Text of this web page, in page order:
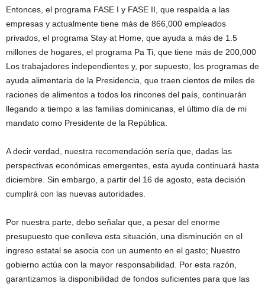
Entonces, el programa FASE I y FASE II, que respalda a las
empresas y actualmente tiene más de 866,000 empleados
privados, el programa Stay at Home, que ayuda a más de 1.5
millones de hogares, el programa Pa Ti, que tiene más de 200,000
Los trabajadores independientes y, por supuesto, los programas de
ayuda alimentaria de la Presidencia, que traen cientos de miles de
raciones de alimentos a todos los rincones del país, continuarán
llegando a tiempo a las familias dominicanas, el último día de mi
mandato como Presidente de la República.
A decir verdad, nuestra recomendación sería que, dadas las
perspectivas económicas emergentes, esta ayuda continuará hasta
diciembre. Sin embargo, a partir del 16 de agosto, esta decisión
cumplirá con las nuevas autoridades.
Por nuestra parte, debo señalar que, a pesar del enorme
presupuesto que conlleva esta situación, una disminución en el
ingreso estatal se asocia con un aumento en el gasto; Nuestro
gobierno actúa con la mayor responsabilidad. Por esta razón,
garantizamos la disponibilidad de fondos suficientes para que las